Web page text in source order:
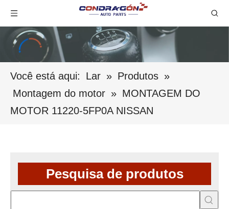
Você está aqui: Lar » Produtos »
Montagem do motor » MONTAGEM DO
MOTOR 11220-5FP0A NISSAN
Pesquisa de produtos